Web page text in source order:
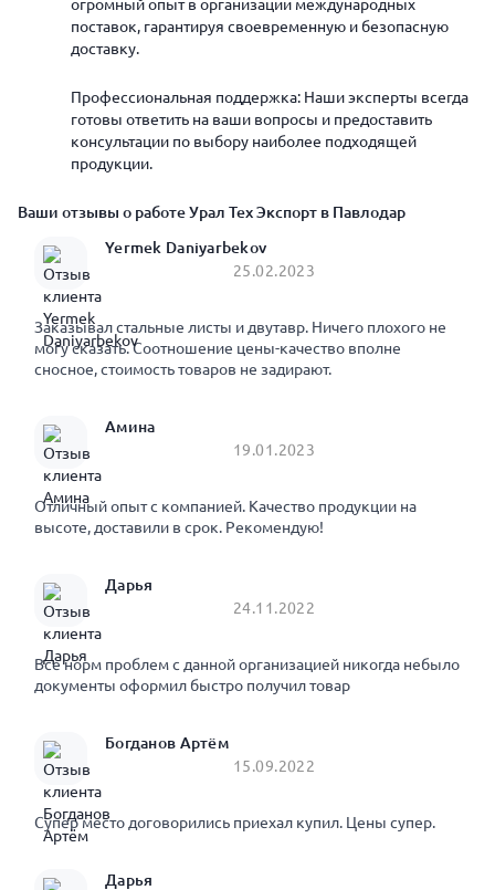
огромный опыт в организации международных
поставок, гарантируя своевременную и безопасную
доставку.
Профессиональная поддержка: Наши эксперты всегда
готовы ответить на ваши вопросы и предоставить
консультации по выбору наиболее подходящей
продукции.
Ваши отзывы о работе Урал Тех Экспорт в Павлодар
Yermek Daniyarbekov
25.02.2023
Заказывал стальные листы и двутавр. Ничего плохого не
могу сказать. Соотношение цены-качество вполне
сносное, стоимость товаров не задирают.
Амина
19.01.2023
Отличный опыт с компанией. Качество продукции на
высоте, доставили в срок. Рекомендую!
Дарья
24.11.2022
Все норм проблем с данной организацией никогда небыло
документы оформил быстро получил товар
Богданов Артём
15.09.2022
Супер место договорились приехал купил. Цены супер.
Дарья